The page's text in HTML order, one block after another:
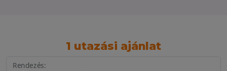
1 utazási ajánlat
Rendezés: